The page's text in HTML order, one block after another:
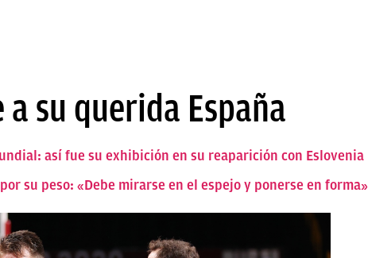
su querida España
así fue su exhibición en su reaparición con Eslovenia
su peso: «Debe mirarse en el espejo y ponerse en forma»